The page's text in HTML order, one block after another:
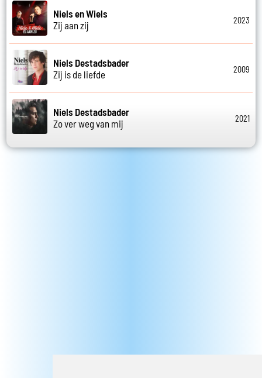
Niels en Wiels
Zij aan zij
2023
Niels Destadsbader
Zij is de liefde
2009
Niels Destadsbader
Zo ver weg van mij
2021